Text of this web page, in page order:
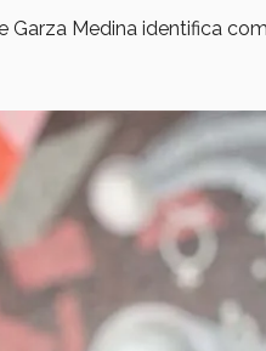
Garza Medina identifica